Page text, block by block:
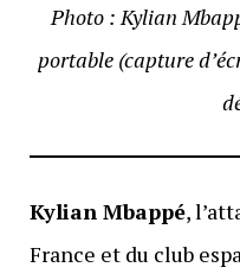
Photo : Kylian
portable (capture
Kylian Mbappé,
France et du club